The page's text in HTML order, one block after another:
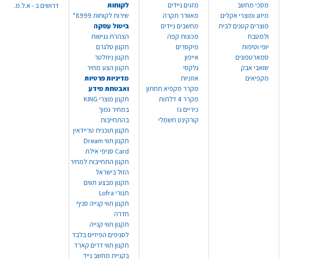
מסכי מחשב
מיזוג ומוצרי אקלים
מוצרים קטנים לבית
ולמטבח
יופי וטיפוח
סמארטפונים
שואבי אבק
מקפיאים
מזגים ניידים
מאוורר תקרה
מחשבים ניידים
מכונות קפה
מיקסרים
אייפון
גלקסי
אוזניות
מקרר מקפיא תחתון
מקרר 4 דלתות
כיריים גז
קורקינט חשמלי
לקוחות
שירות לקוחות 8999*
ביטול עסקה
הצהרת נגישות
תקנון טלגרם
תקנון ניוזלטר
תקנון הצע מחיר
מדיניות פרטיות
ואבטחת מידע
תקנון מוצרי KING
במחיר נמוך
בהתחייבות
תקנון תוכנית טריידאין
תקנון תווי Dream
Card סניפי אילת
תקנון התחייבות למחיר
הזול בישראל
תקנון מבצע תווים
תנורי Lofra
תקנון תווי קנייה סניף
חדרה
תקנון תווי קנייה
לסניפים הפיזיים בלבד
תקנון תווי דרים קארד
בקניית מחשב נייד
דרושים ב - א.ל.מ.